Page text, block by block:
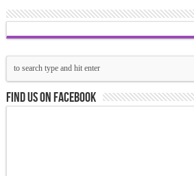
Find us on Facebook